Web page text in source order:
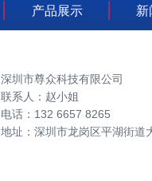
产品展示 新
深圳市尊众科技有限公司
联系人：赵小姐
电话：132 6657 8265
地址：深圳市龙岗区平湖街道